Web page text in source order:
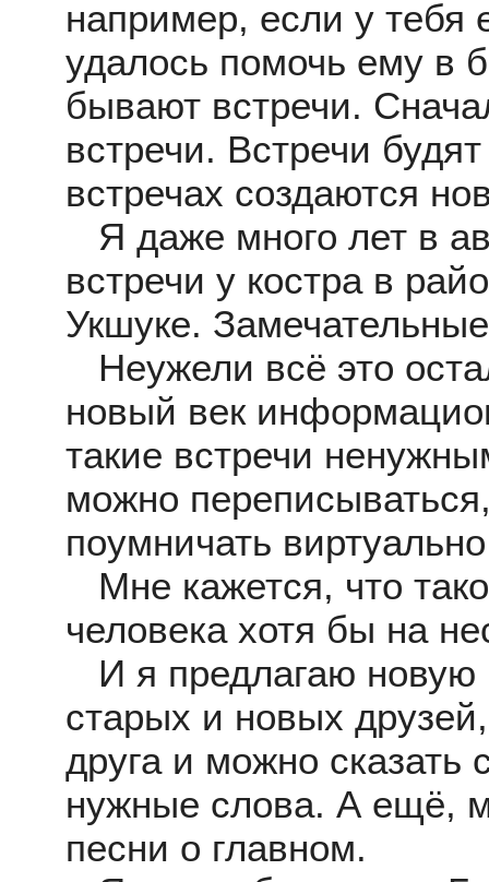
например, если у тебя
удалось помочь ему в
бывают встречи.
встречи. Встречи
встречах создаются
Я даже много лет в
встречи у костра в
Укшуке.
Неужели всё это
новый век
такие встречи
можно
поумничать
Мне кажется, что
человека хотя бы на
И я предлагаю новую
старых и новых
друга и можно сказать
нужные слова. А ещё,
песни о главном.